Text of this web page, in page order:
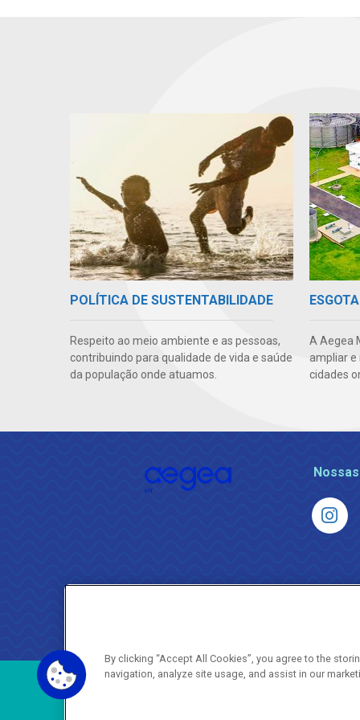
POLÍTICA DE SUSTENTABILIDADE
Respeito ao meio ambiente e as pessoas,
contribuindo para qualidade de vida e saúde
da população onde atuamos.
A Aegea
ampliar
cidades
By clicking “Accept All Cookies”, you agree to the
navigation, analyze site usage, and assist in our